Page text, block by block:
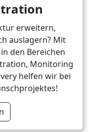
erweitern,
auslagern? Mit
den Bereichen
Monitoring
helfen wir bei